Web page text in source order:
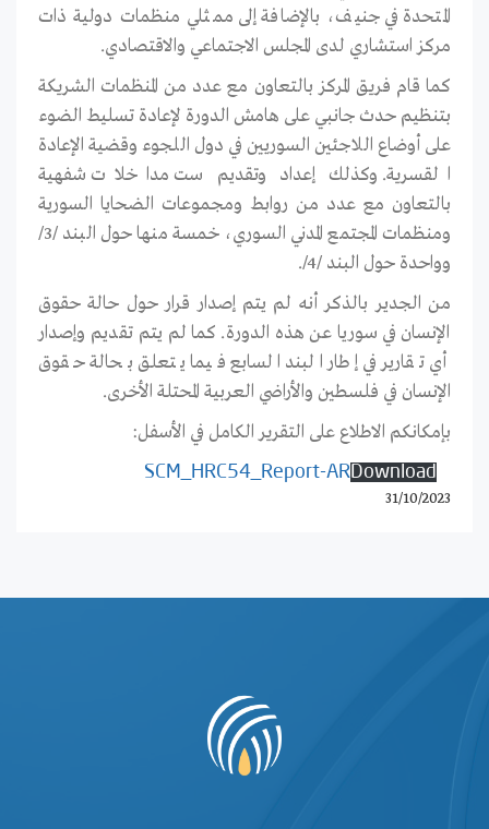
المتحدة في جنيف، بالإضافة إلى ممثلي منظمات دولية ذات
مركز استشاري لدى المجلس الاجتماعي والاقتصادي.
كما قام فريق المركز بالتعاون مع عدد من المنظمات الشريكة
بتنظيم حدث جانبي على هامش الدورة لإعادة تسليط الضوء
على أوضاع اللاجئين السوريين في دول اللجوء وقضية الإعادة
القسرية. وكذلك إعداد وتقديم ست مداخلات شفهية
بالتعاون مع عدد من روابط ومجموعات الضحايا السورية
ومنظمات المجتمع المدني السوري، خمسة منها حول البند /3/
وواحدة حول البند /4/.
من الجدير بالذكر أنه لم يتم إصدار قرار حول حالة حقوق
الإنسان في سوريا عن هذه الدورة. كما لم يتم تقديم وإصدار
أي تقارير في إطار البند السابع فيما يتعلق بحالة حقوق
الإنسان في فلسطين والأراضي العربية المحتلة الأخرى.
بإمكانكم الاطلاع على التقرير الكامل في الأسفل:
SCM_HRC54_Report-AR Download
31/10/2023